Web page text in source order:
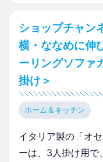
ショップチャン
横・ななめに伸
ーリングソファ
掛け＞
ホーム＆キッチン
イタリア製の「オ
ーは、3人掛け用で